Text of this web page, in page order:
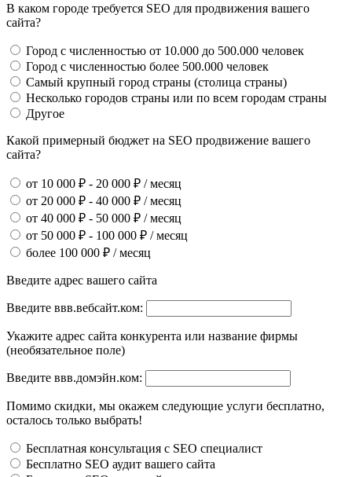
В каком городе требуется SEO для продвижения вашего
сайта?
Город с численностью от 10.000 до 500.000 человек
Город с численностью более 500.000 человек
Самый крупный город страны (столица страны)
Несколько городов страны или по всем городам страны
Другое
Какой примерный бюджет на SEO продвижение вашего
сайта?
от 10 000 ₽ - 20 000 ₽ / месяц
от 20 000 ₽ - 40 000 ₽ / месяц
от 40 000 ₽ - 50 000 ₽ / месяц
от 50 000 ₽ - 100 000 ₽ / месяц
более 100 000 ₽ / месяц
Введите адрес вашего сайта
Введите ввв.вебсайт.ком:
Укажите адрес сайта конкурента или название фирмы
(необязательное поле)
Введите ввв.домэйн.ком:
Помимо скидки, мы окажем следующие услуги бесплатно,
осталось только выбрать!
Бесплатная консультация с SEO специалист
Бесплатно SEO аудит вашего сайта